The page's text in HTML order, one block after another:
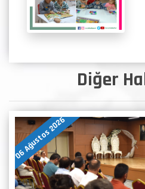
Diğer
06 Ağustos 2026